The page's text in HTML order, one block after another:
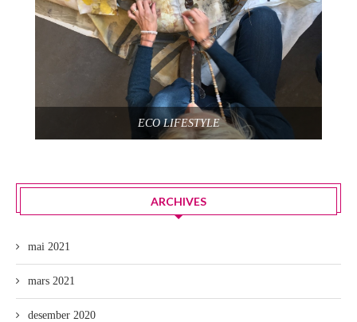
ECO LIFESTYLE
ARCHIVES
mai 2021
mars 2021
desember 2020